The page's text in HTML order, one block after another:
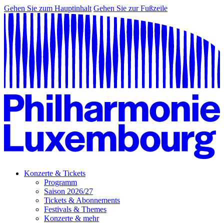
Gehen Sie zum Hauptinhalt Gehen Sie zur Fußzeile
Konzerte & Tickets
Programm
Saison 2026/27
Tickets & Abonnements
Festivals & Themes
Konzerte & mehr